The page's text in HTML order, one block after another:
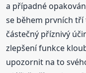
a případné
se během prvních
částečný příznivý
zlepšení funkce
upozornit na to